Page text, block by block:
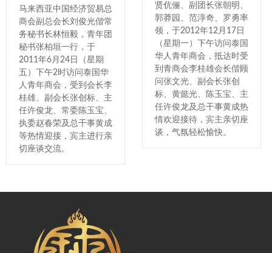
马来西亚中国经济贸易总
商会副总会长刘俊光偕常
务秘书长林恒毅，青年团
秘书张柏垣一行，于
2011年6月24日（星期
五）下午2时访问泰国华
人青年商会，受到会长李
桂雄、副会长张创标、主
任许俊龙、常委陈玉宝、
执委赵春荣及总干事黄成
等热情迎接，宾主进行亲
切座谈交流。
贤伉俪、副团长张朝明、
郭莽园、范淳奇、罗勇率
领，于2012年12月17日
（星期一）下午访问泰国
华人青年商会，抵达时受
到青商会李桂雄会长偕顾
问张文光、副会长张创
标、黄懿光、陈玉宝、主
任许俊龙及总干事黄成热
情欢迎接待，宾主亲切座
谈，气氛轻松愉快。